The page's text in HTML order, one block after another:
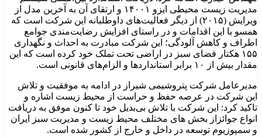
مدیریت زیست محیطی ایزو ۱۴۰۰۱ و ارتقای آن به آخرین مدل از
ویرایش (۲۰۱۵) از دیگر فعالیت‌های داوطلبانه این شرکت است که
همسو با این اقدامات و در راستای افزایش رضایت‌مندی جوامع
اطراف و کاهش آلودگی؛ این شرکت مبادرت به احداث و نگهداری
۱۵۵ هکتار فضای سبز در اراضی تحت تملک خود کرده است که این
مقدار بیش از ۱۰ برابر استانداردها و الزام‌های قانونی است.
مدیرعامل شرکت پتروشیمی شیراز در ادامه به موفقیت و تلاش
این شرکت در عرصه حفظ و حراست از محیط زیست اشاره و
تاکید کرد: این شرکت با تلاش بی‌بدیل خود تا کنون موفق به دریافت
انواع جوائزاز بخش های مختلف محیط زیست و مدیریت سبز ایران
و سمپوزیوم توسعه در داخل و خارج از کشور شده است.